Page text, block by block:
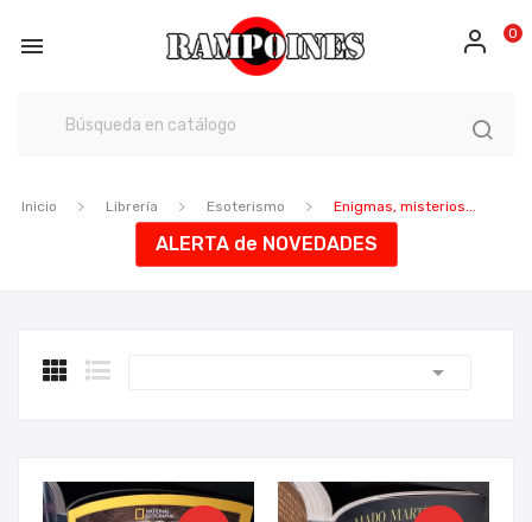
 0
Inicio Librería Esoterismo Enigmas, misterios...
ALERTA de NOVEDADES
